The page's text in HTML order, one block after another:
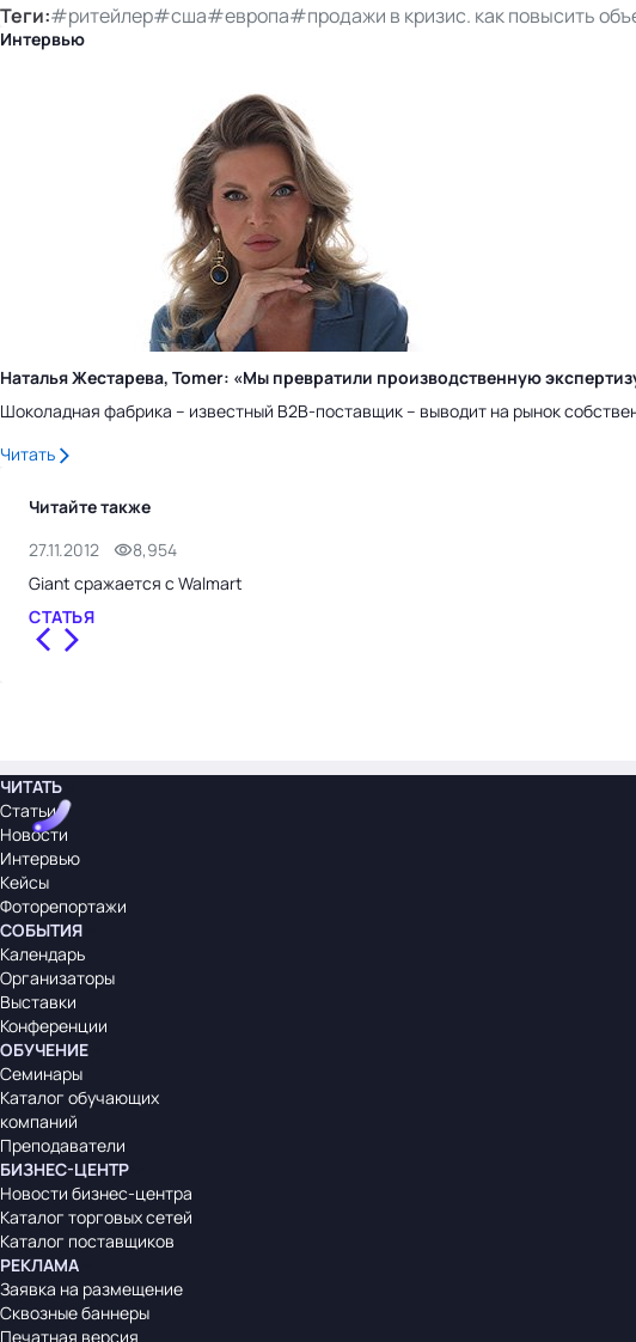
Теги:#ритейлер#сша#европа#продажи в кризис. как повысить
Интервью
Наталья Жестарева, Tomer: «Мы превратили производственную
Шоколадная фабрика – известный B2B-поставщик – выводит на рынок
Читать
Читайте также
27.11.2012
8,954
Giant сражается с Walmart
СТАТЬЯ
ЧИТАТЬ
Статьи
Новости
Интервью
Кейсы
Фоторепортажи
СОБЫТИЯ
Календарь
Организаторы
Выставки
Конференции
ОБУЧЕНИЕ
Семинары
Каталог обучающих
компаний
Преподаватели
БИЗНЕС-ЦЕНТР
Новости бизнес-центра
Каталог торговых сетей
Каталог поставщиков
РЕКЛАМА
Заявка на размещение
Сквозные баннеры
Печатная версия